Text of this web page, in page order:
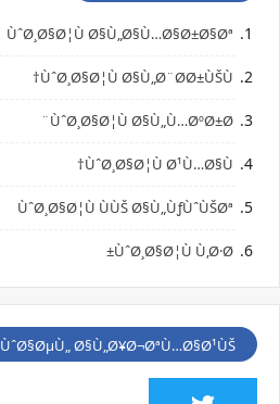
ÙˆØ¸Ø§Ø¦Ù Ø§Ù„Ø§Ù…Ø§Ø±Ø§Øª
ÙˆØ¸Ø§Ø¦Ù Ø§Ù„Ø¨Ø­Ø±ÙŠÙ†
ÙˆØ¸Ø§Ø¦Ù Ø§Ù„Ù…ØºØ±Ø¨
ÙˆØ¸Ø§Ø¦Ù Ø¹Ù…Ø§Ù†
ÙˆØ¸Ø§Ø¦Ù ÙÙŠ Ø§Ù„ÙƒÙˆÙŠØª
ÙˆØ¸Ø§Ø¦Ù Ù‚Ø·Ø±
Ø§Ù„Ø¥Ø¬ØªÙ…Ø§Ø¹ÙŠ